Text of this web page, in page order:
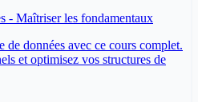
- Maîtriser les fondamentaux
de données avec ce cours complet.
et optimisez vos structures de